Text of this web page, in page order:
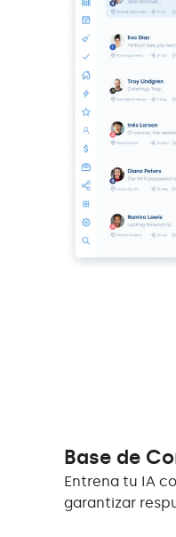
Base de
Entrena tu IA
garantizar